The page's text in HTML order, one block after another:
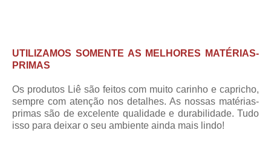
UTILIZAMOS SOMENTE AS MELHORES MATÉRIAS-
PRIMAS
Os produtos Liê são feitos com muito carinho e capricho,
sempre com atenção nos detalhes. As nossas matérias-
primas são de excelente qualidade e durabilidade. Tudo
isso para deixar o seu ambiente ainda mais lindo!